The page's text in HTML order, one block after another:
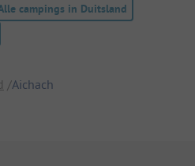
campings in Duitsland
Aichach